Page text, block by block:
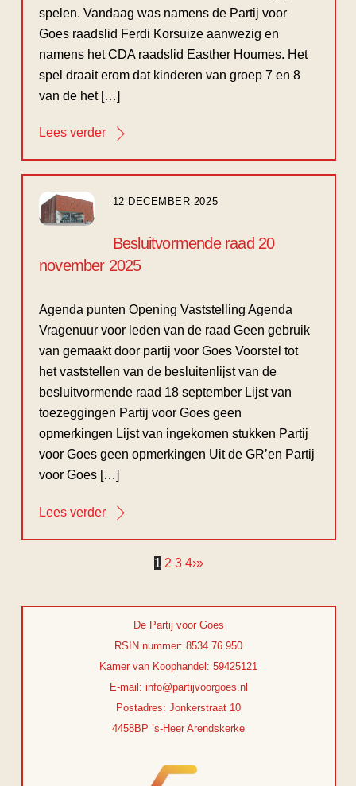
spelen. Vandaag was namens de Partij voor
Goes raadslid Ferdi Korsuize aanwezig en
namens het CDA raadslid Easther Houmes. Het
spel draait erom dat kinderen van groep 7 en 8
van de het […]
Lees verder
12 DECEMBER 2025
Besluitvormende raad 20
november 2025
Agenda punten Opening Vaststelling Agenda
Vragenuur voor leden van de raad Geen gebruik
van gemaakt door partij voor Goes Voorstel tot
het vaststellen van de besluitenlijst van de
besluitvormende raad 18 september Lijst van
toezeggingen Partij voor Goes geen
opmerkingen Lijst van ingekomen stukken Partij
voor Goes geen opmerkingen Uit de GR’en Partij
voor Goes […]
Lees verder
1 2 3 4›»
De Partij voor Goes
RSIN nummer: 8534.76.950
Kamer van Koophandel: 59425121
E-mail: info@partijvoorgoes.nl
Postadres: Jonkerstraat 10
4458BP ’s-Heer Arendskerke